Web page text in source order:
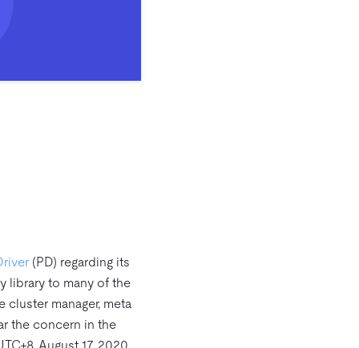
(PD) regarding its
library to many of the
manager, meta
the concern in the
August 17, 2020.